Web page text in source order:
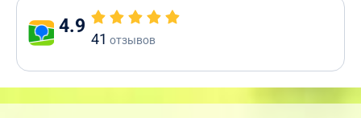
4.9
41 отзывов